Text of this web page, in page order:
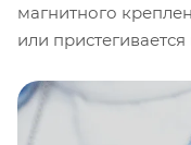
магнитного
или